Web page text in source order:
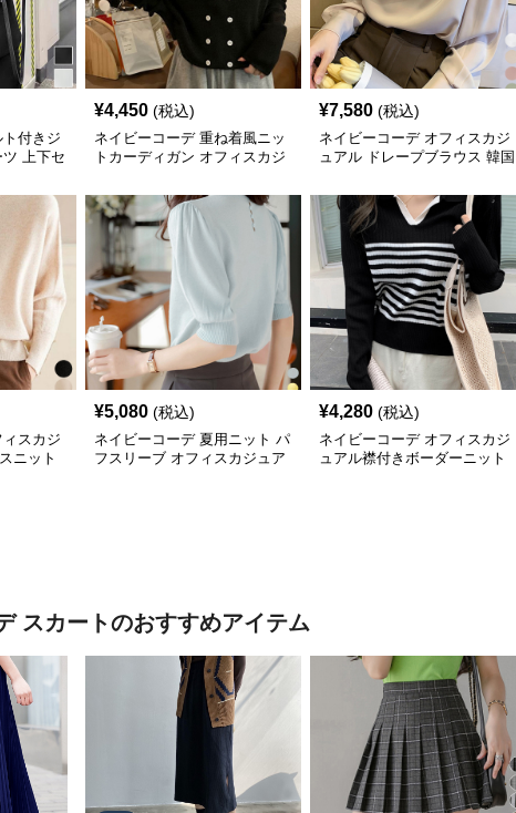
付きジ
上下セ
¥4,450 (税込)
ネイビーコーデ 重ね着風ニッ
トカーディガン オフィスカジ
¥7,580 (税込)
ネイビーコーデ オフィスカジ
ュアル ドレープブラウス 韓国
スカジ
ニット
¥5,080 (税込)
ネイビーコーデ 夏用ニット パ
フスリーブ オフィスカジュア
¥4,280 (税込)
ネイビーコーデ オフィスカジ
ュアル襟付きボーダーニット
スカートのおすすめアイテム